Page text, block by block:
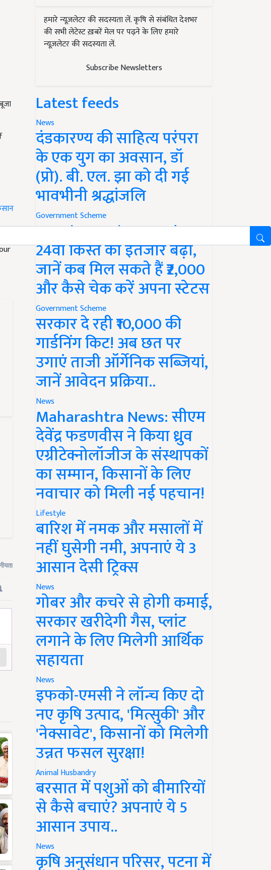
हमारे न्यूज़लेटर की सदस्यता लें. कृषि से संबंधित देशभर
की सभी लेटेस्ट ख़बरें मेल पर पढ़ने के लिए हमारे
न्यूज़लेटर की सदस्यता लें.
Subscribe Newsletters
Latest feeds
News
दंडकारण्य की साहित्य परंपरा
के एक युग का अवसान, डॉ
(प्रो). बी. एल. झा को दी गई
भावभीनी श्रद्धांजलि
Government Scheme
PM Kisan Yojana Update:
24वीं किस्त का इंतजार बढ़ा,
जानें कब मिल सकते हैं ₹2,000
और कैसे चेक करें अपना स्टेटस
Government Scheme
सरकार दे रही ₹10,000 की
गार्डनिंग किट! अब छत पर
उगाएं ताजी ऑर्गेनिक सब्जियां,
जानें आवेदन प्रक्रिया..
News
Maharashtra News: सीएम
देवेंद्र फडणवीस ने किया ध्रुव
एग्रीटेक्नोलॉजीज के संस्थापकों
का सम्मान, किसानों के लिए
नवाचार को मिली नई पहचान!
Lifestyle
बारिश में नमक और मसालों में
नहीं घुसेगी नमी, अपनाएं ये 3
आसान देसी ट्रिक्स
News
गोबर और कचरे से होगी कमाई,
सरकार खरीदेगी गैस, प्लांट
लगाने के लिए मिलेगी आर्थिक
सहायता
News
इफको-एमसी ने लॉन्च किए दो
नए कृषि उत्पाद, 'मित्सुकी' और
'नेक्सावेट', किसानों को मिलेगी
उन्नत फसल सुरक्षा!
Animal Husbandry
बरसात में पशुओं को बीमारियों
से कैसे बचाएं? अपनाएं ये 5
आसान उपाय..
News
कृषि अनुसंधान परिसर, पटना में